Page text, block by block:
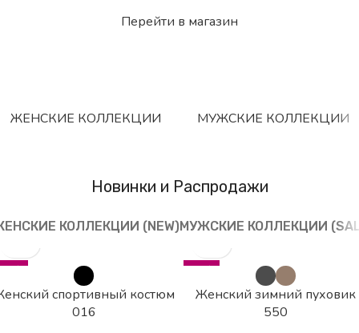
Перейти в магазин
ЖЕНСКИЕ КОЛЛЕКЦИИ МУЖСКИЕ КОЛЛЕКЦИИ
Новинки и Распродажи
КОЛЛЕКЦИИ (NEW) МУЖСКИЕ КОЛЛЕКЦИИ
-10%
спортивный костюм
016
-55%
Женский зимний пуховик
550